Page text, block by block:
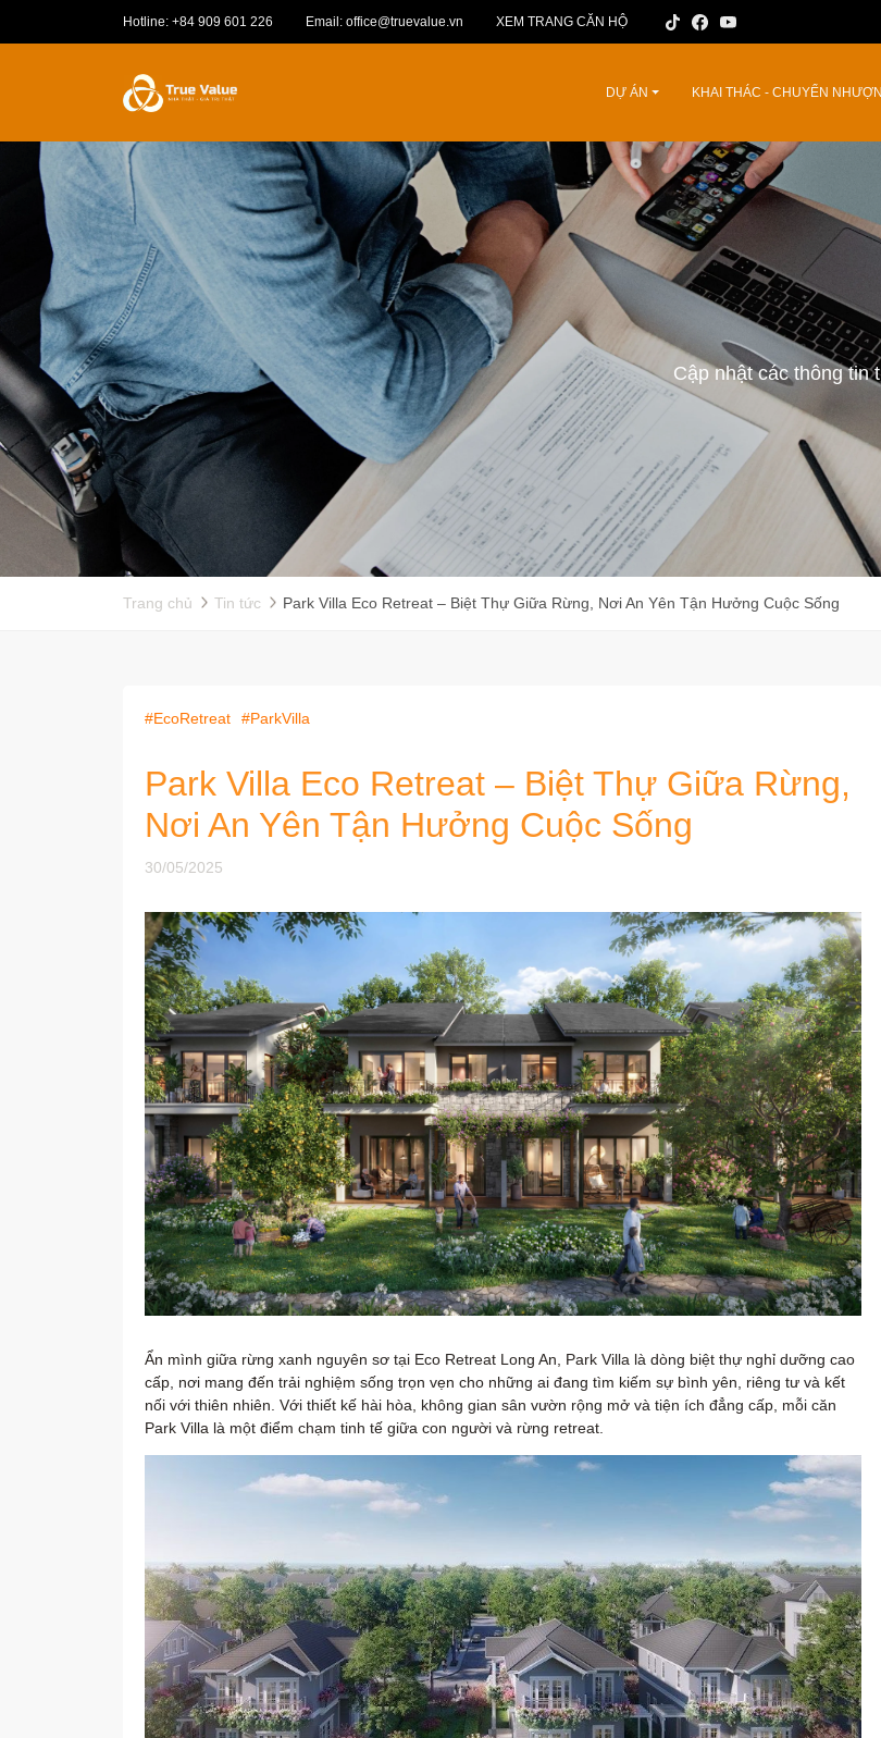
Hotline: +84 909 601 226 Email: office@truevalue.vn XEM TRANG CĂN HỘ
DỰ ÁN KHAI THÁC - CHUYỂN
Cập nhật các thông tin
Trang chủ Tin tức Park Villa Eco Retreat – Biệt Thự Giữa Rừng, Nơi An Yên Tận Hưởng Cuộc Sống
#EcoRetreat #ParkVilla
Park Villa Eco Retreat – Biệt Thự Giữa Rừng,
Nơi An Yên Tận Hưởng Cuộc Sống
30/05/2025
Ẩn mình giữa rừng xanh nguyên sơ tại Eco Retreat Long An, Park Villa là dòng biệt thự nghỉ dưỡng cao
cấp, nơi mang đến trải nghiệm sống trọn vẹn cho những ai đang tìm kiếm sự bình yên, riêng tư và kết
nối với thiên nhiên. Với thiết kế hài hòa, không gian sân vườn rộng mở và tiện ích đẳng cấp, mỗi căn
Park Villa là một điểm chạm tinh tế giữa con người và rừng retreat.